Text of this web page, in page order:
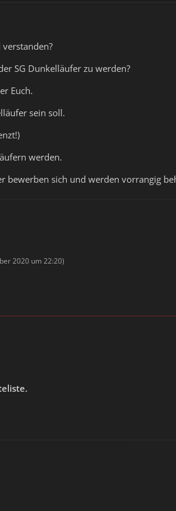
verstanden?
SG Dunkelläufer zu werden?
Euch.
sein soll.
werden.
bewerben sich und werden vorrangig
2020 um 22:20)